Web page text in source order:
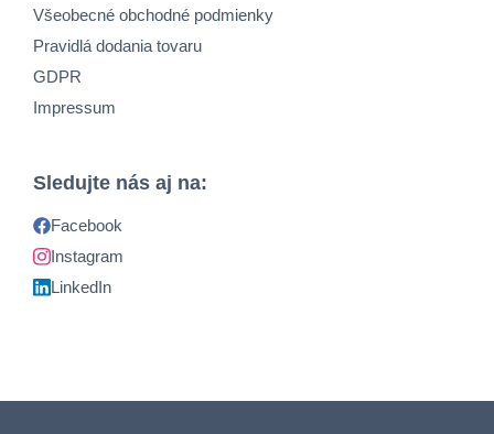
Všeobecné obchodné podmienky
Pravidlá dodania tovaru
GDPR
Impressum
Sledujte nás aj na:
Facebook
Instagram
LinkedIn